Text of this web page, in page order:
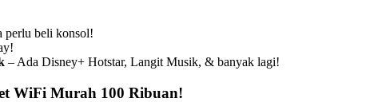
perlu beli konsol!
– Ada Disney+ Hotstar, Langit Musik, & banyak lagi!
WiFi Murah 100 Ribuan!